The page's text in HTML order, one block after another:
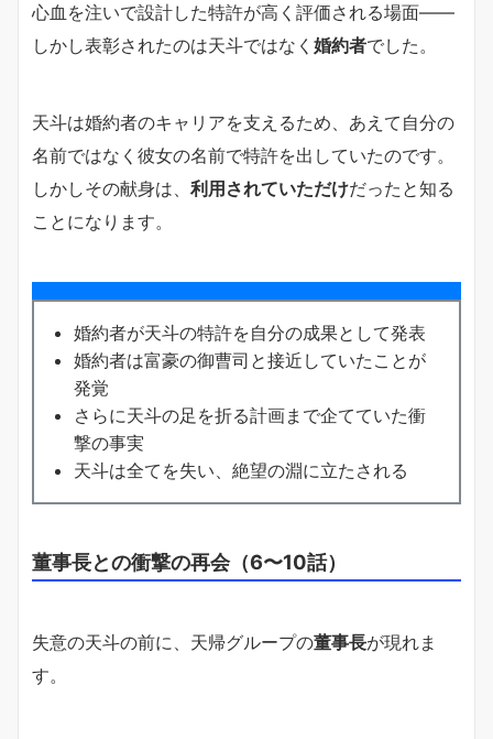
心血を注いで設計した特許が高く評価される場面――
しかし表彰されたのは天斗ではなく 婚約者でした。
天斗は婚約者のキャリアを支えるため、あえて自分の
名前ではなく彼女の名前で特許を出していたのです。
しかしその献身は、 利用されていただけだったと知る
ことになります。
婚約者が天斗の特許を自分の成果として発表
婚約者は富豪の御曹司と接近していたことが
発覚
さらに天斗の足を折る計画まで企てていた衝
撃の事実
天斗は全てを失い、絶望の淵に立たされる
董事長との衝撃の再会（6〜10話）
失意の天斗の前に、天帰グループの董事長が現れま
す。